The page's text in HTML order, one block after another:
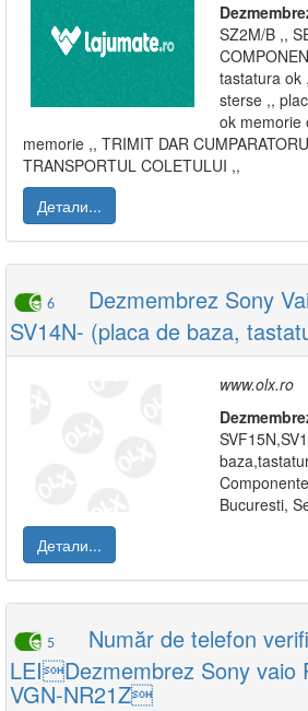
SZ2M/B ,,
tastatura ok
sterse ,,
ok memorie
memorie ,, TRIMIT DAR
TRANSPORTUL COLETULUI ,,
Детали...
6
Dezmembrez Sony
SV14N- (placa de baza,
www.olx.ro
Bucuresti,
Детали...
5
Număr de telefon
LEIDezmembrez Sony vaio
VGN-NR21Z